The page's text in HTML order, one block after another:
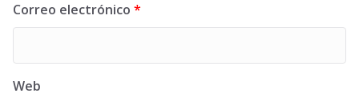
Correo electrónico *
Web